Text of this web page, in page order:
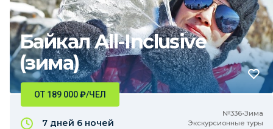
Байкал All-Inclusive
(зима)
№336•Зима
Экскурсионные туры
ОТ 189 000₽/ЧЕЛ
7 дней 6 ночей